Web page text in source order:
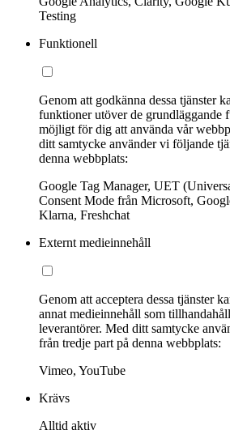
Testing
Funktionell
Genom att godkänna dessa tjänster
funktioner utöver de grundläggande
möjligt för dig att använda vår
ditt samtycke använder vi följande
denna webbplats:
Google Tag Manager, UET
Consent Mode från Microsoft,
Klarna, Freshchat
Externt medieinnehåll
Genom att acceptera dessa tjänster
annat medieinnehåll som
leverantörer. Med ditt samtycke
från tredje part på denna webbplats:
Vimeo, YouTube
Krävs
Alltid aktiv